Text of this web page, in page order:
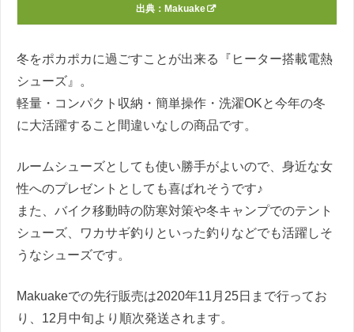
出典： Makuake
冬をポカポカに過ごすことが出来る『ヒーター搭載電熱
シューズ』。
軽量・コンパクト収納・簡単操作・洗濯OKと今年の冬
に大活躍すること間違いなしの商品です。
ルームシューズとしても使い勝手がよいので、身近な女
性へのプレゼントとしても喜ばれそうです♪
また、バイク移動時の防寒対策や冬キャンプでのテント
シューズ、ワカサギ釣りといった釣りなどでも活躍しそ
うなシューズです。
Makuakeでの先行販売は2020年11月25日まで行ってお
り、12月中旬より順次発送されます。